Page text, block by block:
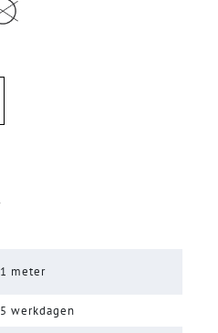
1 meter
5 werkdagen